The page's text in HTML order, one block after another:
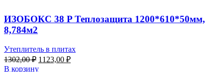
ИЗОБОКС 38 P Теплозащита 1200*610*50мм,
8,784м2
Утеплитель в плитах
1302,00₽ Первоначальная
цена
1123,00 ₽Текущая
В корзину